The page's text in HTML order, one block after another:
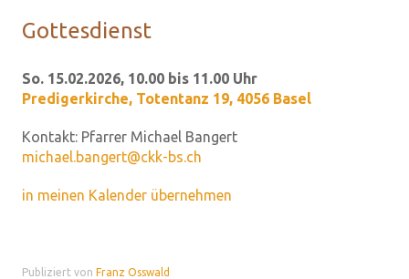
Got­tes­dienst
So. 15.02.2026, 10.00 bis 11.00 Uhr
Predigerkirche, Totentanz 19, 4056 Basel
Kontakt: Pfarrer Michael Bangert
michael.bangert@ckk-bs.ch
in meinen Kalender übernehmen
Publiziert von Franz Osswald